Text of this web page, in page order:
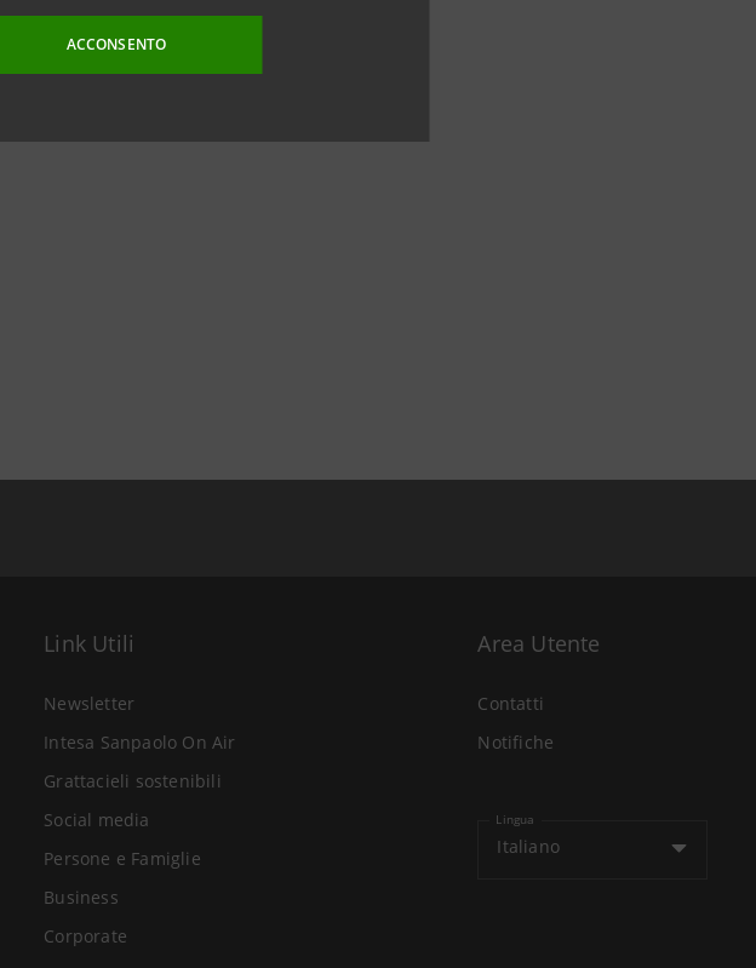
ACCONSENTO
Link Utili
Newsletter
Intesa Sanpaolo On Air
Grattacieli sostenibili
Social media
Persone e Famiglie
Business
Corporate
Area Utente
Contatti
Notifiche
Lingua
Italiano